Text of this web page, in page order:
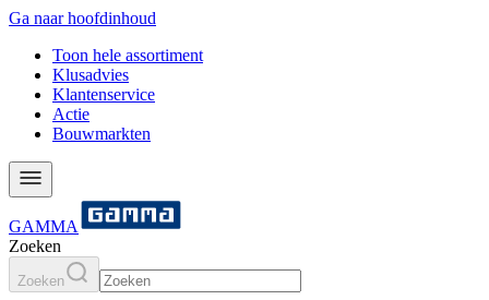
Ga naar hoofdinhoud
Toon hele assortiment
Klusadvies
Klantenservice
Actie
Bouwmarkten
GAMMA
Zoeken
Zoeken